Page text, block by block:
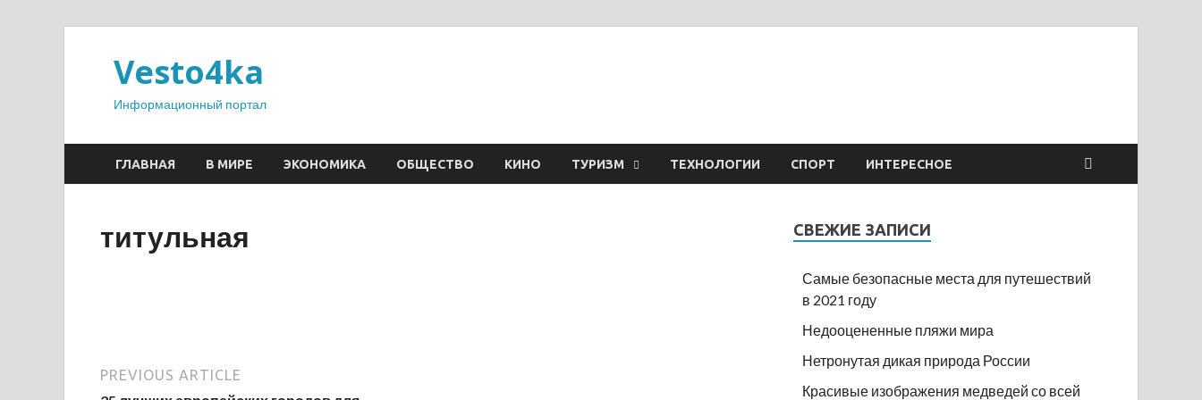
Vesto4ka
Информационный портал
ГЛАВНАЯ В МИРЕ ЭКОНОМИКА ОБЩЕСТВО КИНО ТУРИЗМ ТЕХНОЛОГИИ СПОРТ ИНТЕРЕСНОЕ
титульная
PREVIOUS ARTICLE
СВЕЖИЕ ЗАПИСИ
Самые безопасные места для путешествий
в 2021 году
Недооцененные пляжи мира
Нетронутая дикая природа России
Красивые изображения медведей со всей